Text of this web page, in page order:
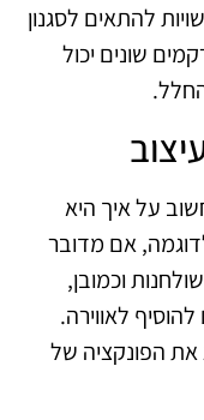
להתאים לסגנון
שונים יכול
על איך היא
אם מדובר
וכמובן,
לאווירה.
את הפונקציה של